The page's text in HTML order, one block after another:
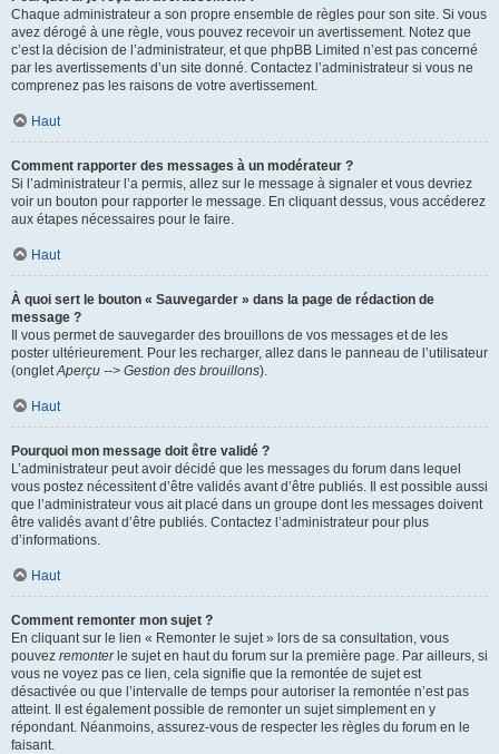
Chaque administrateur a son propre ensemble de règles pour son site. Si vous
avez dérogé à une règle, vous pouvez recevoir un avertissement. Notez que
c’est la décision de l’administrateur, et que phpBB Limited n’est pas concerné
par les avertissements d’un site donné. Contactez l’administrateur si vous ne
comprenez pas les raisons de votre avertissement.
Haut
Comment rapporter des messages à un modérateur ?
Si l’administrateur l’a permis, allez sur le message à signaler et vous devriez
voir un bouton pour rapporter le message. En cliquant dessus, vous accéderez
aux étapes nécessaires pour le faire.
Haut
À quoi sert le bouton « Sauvegarder » dans la page de rédaction de
message ?
Il vous permet de sauvegarder des brouillons de vos messages et de les
poster ultérieurement. Pour les recharger, allez dans le panneau de l’utilisateur
(ongletAperçu --> Gestion des brouillons).
Haut
Pourquoi mon message doit être validé ?
L’administrateur peut avoir décidé que les messages du forum dans lequel
vous postez nécessitent d’être validés avant d’être publiés. Il est possible aussi
que l’administrateur vous ait placé dans un groupe dont les messages doivent
être validés avant d’être publiés. Contactez l’administrateur pour plus
d’informations.
Haut
Comment remonter mon sujet ?
En cliquant sur le lien « Remonter le sujet » lors de sa consultation, vous
pouvez remonterle sujet en haut du forum sur la première page. Par ailleurs, si
vous ne voyez pas ce lien, cela signifie que la remontée de sujet est
désactivée ou que l’intervalle de temps pour autoriser la remontée n’est pas
atteint. Il est également possible de remonter un sujet simplement en y
répondant. Néanmoins, assurez-vous de respecter les règles du forum en le
faisant.